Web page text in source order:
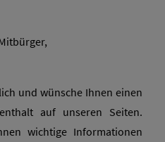
und wünsche Ihnen einen
auf unseren Seiten.
wichtige Informationen